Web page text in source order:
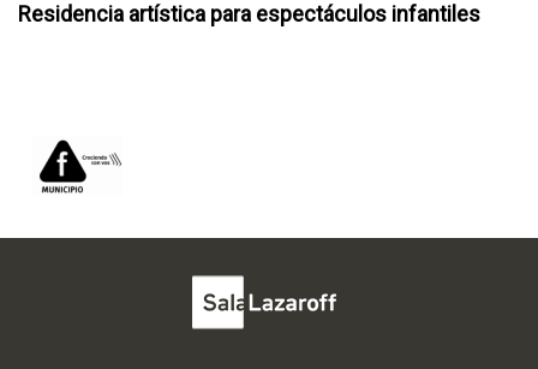
Residencia artística para espectáculos infantiles